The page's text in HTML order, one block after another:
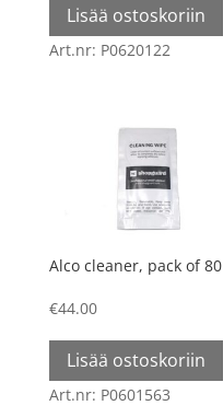
Lisää ostoskoriin
Art.nr: P0620122
Alco cleaner, pack of 80
€44.00
Lisää ostoskoriin
Art.nr: P0601563